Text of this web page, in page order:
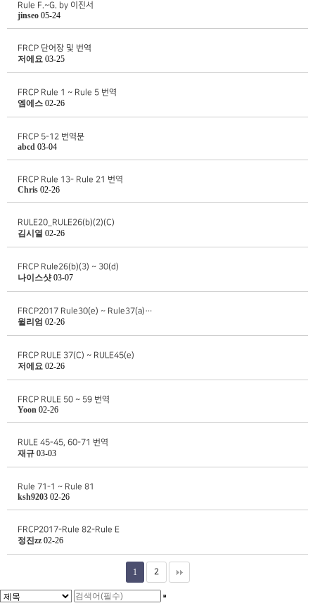
Rule F.~G. by 이진서
jinseo 05-24
FRCP 단어장 및 번역
저에요 03-25
FRCP Rule 1 ~ Rule 5 번역
엠에스 02-26
FRCP 5-12 번역문
abcd 03-04
FRCP Rule 13- Rule 21 번역
Chris 02-26
RULE20_RULE26(b)(2)(C)
김시열 02-26
FRCP Rule26(b)(3) ~ 30(d)
나이스샷 03-07
FRCP2017 Rule30(e) ~ Rule37(a)…
윌리엄 02-26
FRCP RULE 37(C) ~ RULE45(e)
저에요 02-26
FRCP RULE 50 ~ 59 번역
Yoon 02-26
RULE 45-45, 60-71 번역
재규 03-03
Rule 71-1 ~ Rule 81
ksh9203 02-26
FRCP2017-Rule 82-Rule E
정진zz 02-26
1 2